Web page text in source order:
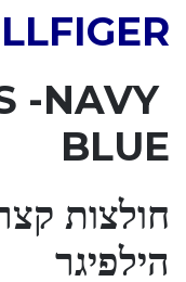
-NAVY
BLUE
חולצות
הילפיגר